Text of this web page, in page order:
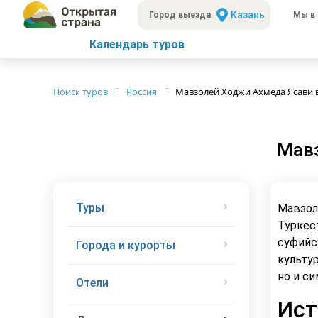
Город выезда Казань Мы в
Календарь туров
Поиск туров Россия Мавзолей Ходжи Ахмеда Ясави
Туры
Города и курорты
Отели
но и